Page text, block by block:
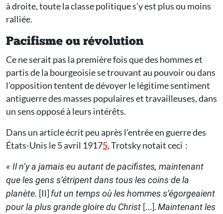
à droite, toute la classe politique s’y est plus ou moins
ralliée.
Pacifisme ou révolution
Ce ne serait pas la première fois que des hommes et
partis de la bourgeoisie se trouvant au pouvoir ou dans
l’opposition tentent de dévoyer le légitime sentiment
antiguerre des masses populaires et travailleuses, dans
un sens opposé à leurs intérêts.
Dans un article écrit peu après l’entrée en guerre des
États-Unis le 5 avril 19175, Trotsky notait ceci :
« Il n’y a jamais eu autant de pacifistes, maintenant
que les gens s’étripent dans tous les coins de la
planète. [Il]fut un temps où les hommes s’égorgeaient
pour la plus grande gloire du Christ […].Maintenant les